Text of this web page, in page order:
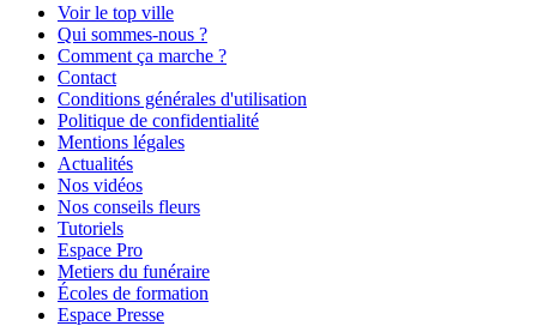
Voir le top ville
Qui sommes-nous ?
Comment ça marche ?
Contact
Conditions générales d'utilisation
Politique de confidentialité
Mentions légales
Actualités
Nos vidéos
Nos conseils fleurs
Tutoriels
Espace Pro
Metiers du funéraire
Écoles de formation
Espace Presse